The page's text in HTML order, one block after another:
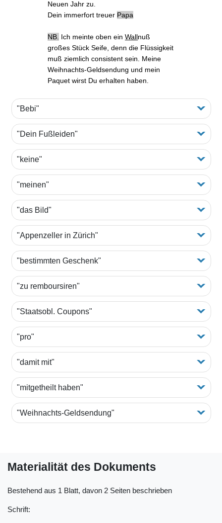
Neuen Jahr zu.
Dein immerfort treuer Papa
NB. Ich meinte oben einWallnuß
großes Stück Seife, denn die Flüssigkeit
muß ziemlich consistent sein. Meine
Weihnachts-Geldsendung und mein
Paquet wirst Du erhalten haben.
"Bebi"
"Dein Fußleiden"
"keine"
"meinen"
"das Bild"
"Appenzeller in Zürich"
"bestimmten Geschenk"
"zu remboursiren"
"Staatsobl. Coupons"
"pro"
"damit mit"
"mitgetheilt haben"
"Weihnachts-Geldsendung"
Materialität des Dokuments
Bestehend aus 1 Blatt, davon 2 Seiten beschrieben
Schrift: